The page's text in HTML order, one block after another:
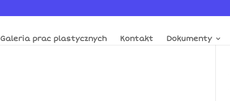
Galeria prac plastycznych Kontakt Dokumenty